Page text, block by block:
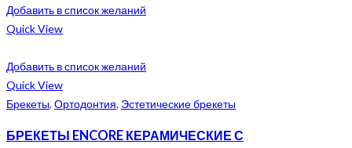
Добавить в список желаний
Quick View
Добавить в список желаний
Quick View
Брекеты, Ортодонтия, Эстетические брекеты
БРЕКЕТЫ ENCORE КЕРАМИЧЕСКИЕ С